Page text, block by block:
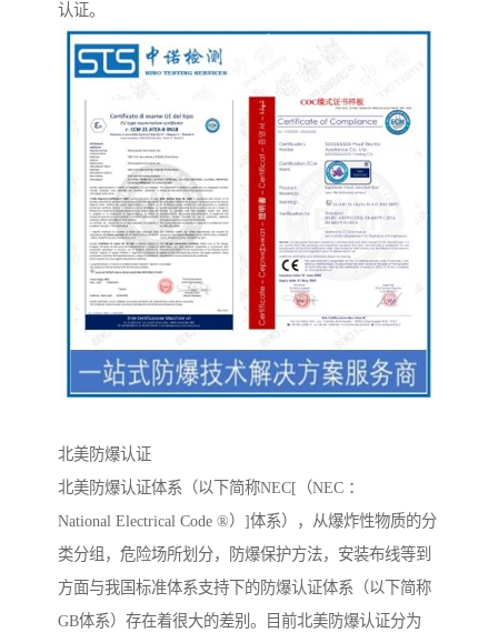
认证。
北美防爆认证
北美防爆认证体系（以下简称NEC[（NEC ：
National Electrical Code ®）]体系），从爆炸性物质的分
类分组，危险场所划分，防爆保护方法，安装布线等到
方面与我国标准体系支持下的防爆认证体系（以下简称
GB体系）存在着很大的差别。目前北美防爆认证分为